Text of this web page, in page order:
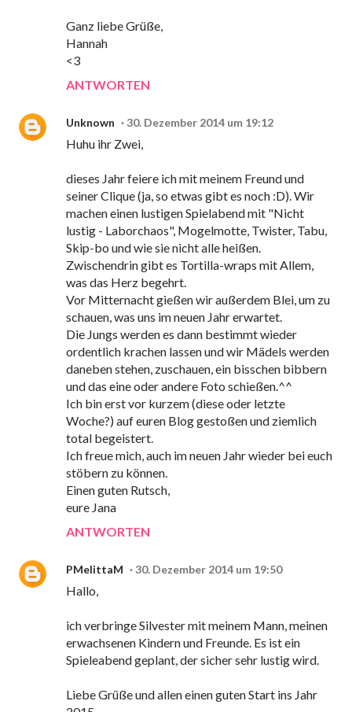
Ganz liebe Grüße,
Hannah
<3
ANTWORTEN
Unknown 30. Dezember 2014 um 19:12
Huhu ihr Zwei,
dieses Jahr feiere ich mit meinem Freund und
seiner Clique (ja, so etwas gibt es noch :D). Wir
machen einen lustigen Spielabend mit "Nicht
lustig - Laborchaos", Mogelmotte, Twister, Tabu,
Skip-bo und wie sie nicht alle heißen.
Zwischendrin gibt es Tortilla-wraps mit Allem,
was das Herz begehrt.
Vor Mitternacht gießen wir außerdem Blei, um zu
schauen, was uns im neuen Jahr erwartet.
Die Jungs werden es dann bestimmt wieder
ordentlich krachen lassen und wir Mädels werden
daneben stehen, zuschauen, ein bisschen bibbern
und das eine oder andere Foto schießen.^^
Ich bin erst vor kurzem (diese oder letzte
Woche?) auf euren Blog gestoßen und ziemlich
total begeistert.
Ich freue mich, auch im neuen Jahr wieder bei euch
stöbern zu können.
Einen guten Rutsch,
eure Jana
ANTWORTEN
PMelittaM 30. Dezember 2014 um 19:50
Hallo,
ich verbringe Silvester mit meinem Mann, meinen
erwachsenen Kindern und Freunde. Es ist ein
Spieleabend geplant, der sicher sehr lustig wird.
Liebe Grüße und allen einen guten Start ins Jahr